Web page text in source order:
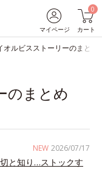
マイページ
0
カート
オルビスストーリーのまとめ
のまとめ
NEW 2026/07/17
と知り…ストックす